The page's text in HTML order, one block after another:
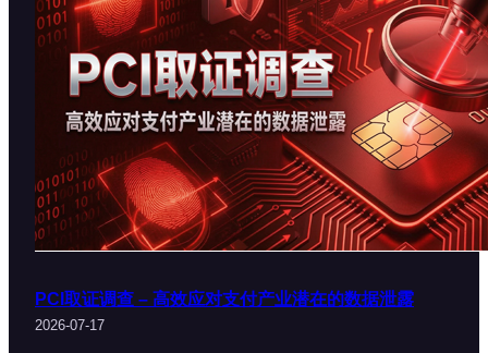
PCI取证调查 – 高效应对支付产业潜在的数据泄露
2026-07-17